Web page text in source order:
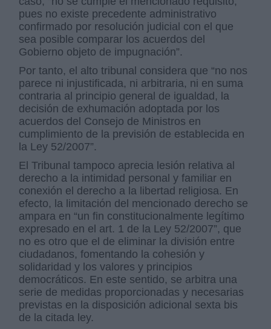
pues no existe precedente administrativo
confirmado por resolución judicial con el que
sea posible comparar los acuerdos del
Gobierno objeto de impugnación”.
Por tanto, el alto tribunal considera que “no nos
parece ni injustificada, ni arbitraria, ni en suma
contraria al principio general de igualdad, la
decisión de exhumación adoptada por los
acuerdos del Consejo de Ministros en
cumplimiento de la previsión de establecida en
la Ley 52/2007”.
El Tribunal tampoco aprecia lesión relativa al
derecho a la intimidad personal y familiar en
conexión el derecho a la libertad religiosa. En
efecto, la limitación del mencionado derecho se
ampara en “un fin constitucionalmente legítimo
expresado en el art. 1 de la Ley 52/2007”, que
no es otro que el de eliminar la división entre
ciudadanos, fomentando la cohesión y
solidaridad y los valores y principios
democráticos. En este sentido, se arbitra una
serie de medidas proporcionadas y necesarias
previstas en la disposición adicional sexta bis
de la citada ley.